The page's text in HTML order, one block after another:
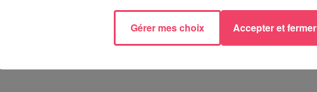
Gérer mes choix Accepter et fermer